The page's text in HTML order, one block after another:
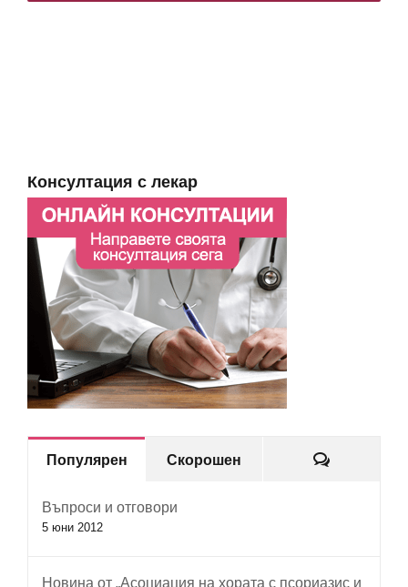
Консултация с лекар
Популярен Скорошен Коментари
Въпроси и отговори
5 юни 2012
Новина от „Асоциация на хората с псориазис и